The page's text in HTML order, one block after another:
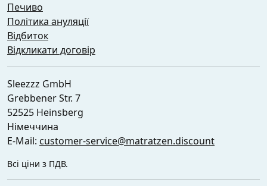
Печиво
Політика ануляції
Відбиток
Відкликати договір
Sleezzz GmbH
Grebbener Str. 7
52525 Heinsberg
Німеччина
E-Mail: customer-service@matratzen.discount
Всі ціни з ПДВ.